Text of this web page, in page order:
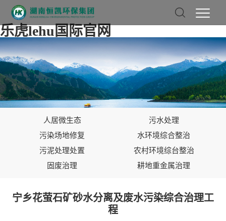
乐虎lehu国际官网
人居微生态
污水处理
污染场地修复
水环境综合整治
污泥处理处置
农村环境综台整治
固废治理
耕地重金属治理
宁乡花萤石矿砂水分离及废水污染综合治理工
程